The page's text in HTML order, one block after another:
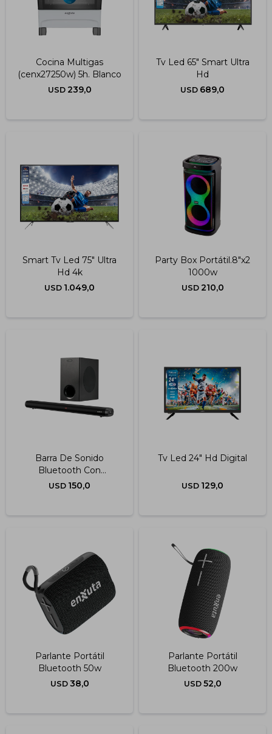
Cocina Multigas
(cenx27250w) 5h. Blanco
USD 239,0
Tv Led 65" Smart Ultra
Hd
USD 689,0
Smart Tv Led 75" Ultra
Hd 4k
USD 1.049,0
Party Box Portátil.8"x2
1000w
USD 210,0
Barra De Sonido
Bluetooth Con
Subwoofer
USD 150,0
Tv Led 24" Hd Digital
USD 129,0
Parlante Portátil
Bluetooth 50w
USD 38,0
Parlante Portátil
Bluetooth 200w
USD 52,0